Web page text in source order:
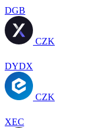
DGB
CZK
DYDX
CZK
XEC